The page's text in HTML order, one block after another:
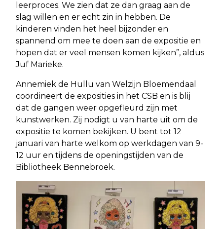
leerproces. We zien dat ze dan graag aan de
slag willen en er echt zin in hebben. De
kinderen vinden het heel bijzonder en
spannend om mee te doen aan de expositie en
hopen dat er veel mensen komen kijken”, aldus
Juf Marieke.
Annemiek de Hullu van Welzijn Bloemendaal
coördineert de exposities in het CSB en is blij
dat de gangen weer opgefleurd zijn met
kunstwerken. Zij nodigt u van harte uit om de
expositie te komen bekijken. U bent tot 12
januari van harte welkom op werkdagen van 9-
12 uur en tijdens de openingstijden van de
Bibliotheek Bennebroek.